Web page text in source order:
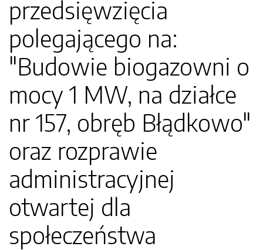
przedsięwzięcia
polegającego na:
"Budowie biogazowni o
mocy 1 MW, na działce
nr 157, obręb Błądkowo"
oraz rozprawie
administracyjnej
otwartej dla
społeczeństwa